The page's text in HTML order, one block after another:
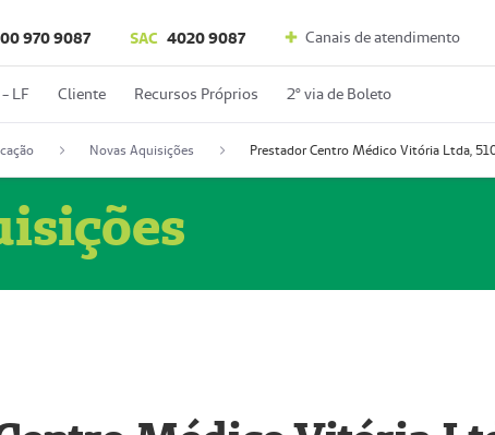
970 9087 SAC 4020 9087 Canais de atendimento
LF Cliente Recursos Próprios 2º via de Boleto
Novas Aquisições